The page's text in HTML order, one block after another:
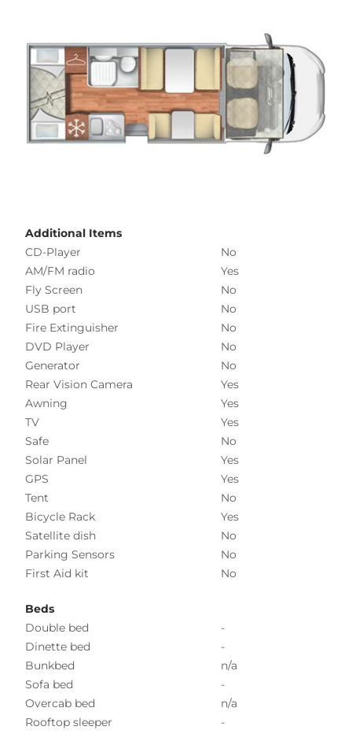
Additional Items
CD-Player
No
AM/FM radio
Yes
Fly Screen
No
USB port
No
Fire Extinguisher
No
DVD Player
No
Generator
No
Rear Vision Camera
Yes
Awning
Yes
TV
Yes
Safe
No
Solar Panel
Yes
GPS
Yes
Tent
No
Bicycle Rack
Yes
Satellite dish
No
Parking Sensors
No
First Aid kit
No
Beds
Double bed
-
Dinette bed
-
Bunkbed
n/a
Sofa bed
-
Overcab bed
n/a
Rooftop sleeper
-